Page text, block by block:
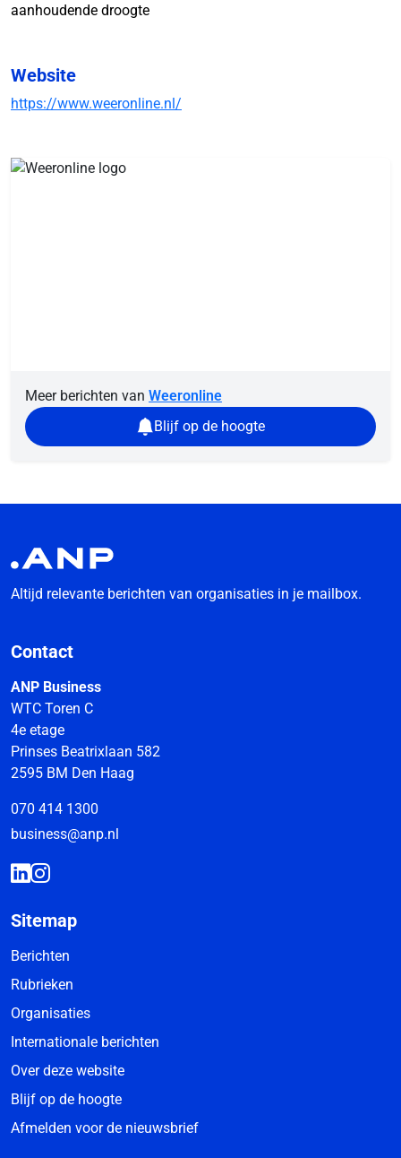
aanhoudende droogte
Website
https://www.weeronline.nl/
Meer berichten van Weeronline
Blijf op de hoogte
Altijd relevante berichten van organisaties in je mailbox.
Contact
ANP Business
WTC Toren C
4e etage
Prinses Beatrixlaan 582
2595 BM Den Haag
070 414 1300
business@anp.nl
Sitemap
Berichten
Rubrieken
Organisaties
Internationale berichten
Over deze website
Blijf op de hoogte
Afmelden voor de nieuwsbrief